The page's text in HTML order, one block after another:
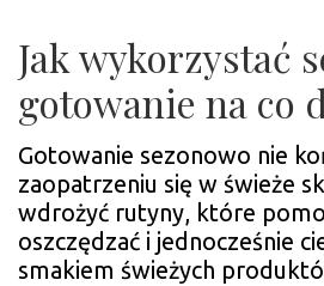
Jak wykorzystać
gotowanie na co
Gotowanie sezonowo nie
zaopatrzeniu się w świeże
wdrożyć rutyny, które
oszczędzać i jednocześnie
smakiem świeżych